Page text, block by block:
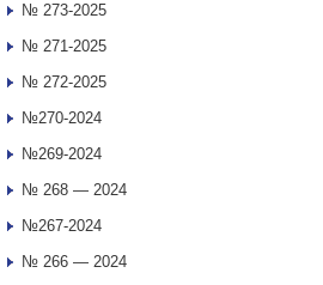
№ 273-2025
№ 271-2025
№ 272-2025
№270-2024
№269-2024
№ 268 — 2024
№267-2024
№ 266 — 2024